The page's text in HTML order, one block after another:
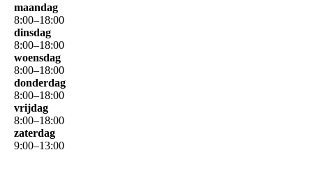
maandag
8:00–18:00
dinsdag
8:00–18:00
woensdag
8:00–18:00
donderdag
8:00–18:00
vrijdag
8:00–18:00
zaterdag
9:00–13:00